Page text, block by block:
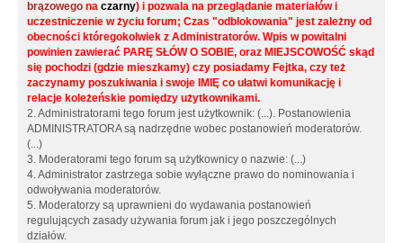
brązowego na czarny) i pozwala na przeglądanie materiałów i
uczestniczenie w życiu forum; Czas "odblokowania" jest zależny od
obecności któregokolwiek z Administratorów. Wpis w powitalni
powinien zawierać PARĘ SŁÓW O SOBIE, oraz MIEJSCOWOŚĆ skąd
się pochodzi (gdzie mieszkamy) czy posiadamy Fejtka, czy też
zaczynamy poszukiwania i swoje IMIĘ co ułatwi komunikację i
relacje koleżeńskie pomiędzy użytkownikami.
2. Administratorami tego forum jest użytkownik: (...). Postanowienia
ADMINISTRATORA są nadrzędne wobec postanowień moderatorów.
(...)
3. Moderatorami tego forum są użytkownicy o nazwie: (...)
4. Administrator zastrzega sobie wyłączne prawo do nominowania i
odwoływania moderatorów.
5. Moderatorzy są uprawnieni do wydawania postanowień
regulujących zasady używania forum jak i jego poszczególnych
działów.